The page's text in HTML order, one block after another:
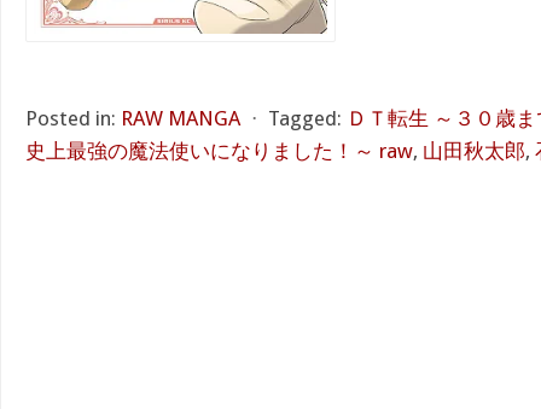
Posted in: RAW MANGA ⋅ Tagged: ＤＴ転生 ～３０歳
史上最強の魔法使いになりました！～ raw, 山田秋太郎,